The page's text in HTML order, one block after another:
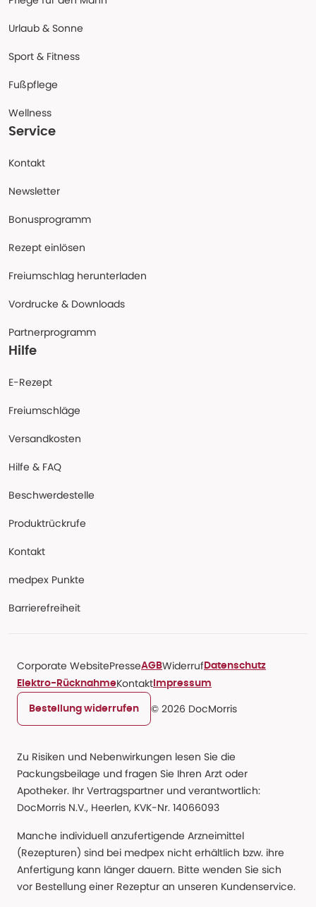
Urlaub & Sonne
Sport & Fitness
Fußpflege
Wellness
Service
Kontakt
Newsletter
Bonusprogramm
Rezept einlösen
Freiumschlag herunterladen
Vordrucke & Downloads
Partnerprogramm
Hilfe
E-Rezept
Freiumschläge
Versandkosten
Hilfe & FAQ
Beschwerdestelle
Produktrückrufe
Kontakt
medpex Punkte
Barrierefreiheit
Corporate WebsitePresseAGBWiderruf Datenschutz
Elektro-RücknahmeKontakt Impressum
Bestellung widerrufen © 2026 DocMorris
Zu Risiken und Nebenwirkungen lesen Sie die
Packungsbeilage und fragen Sie Ihren Arzt oder
Apotheker. Ihr Vertragspartner und verantwortlich:
DocMorris N.V., Heerlen, KVK-Nr. 14066093
Manche individuell anzufertigende Arzneimittel
(Rezepturen) sind bei medpex nicht erhältlich bzw. ihre
Anfertigung kann länger dauern. Bitte wenden Sie sich
vor Bestellung einer Rezeptur an unseren Kundenservice.